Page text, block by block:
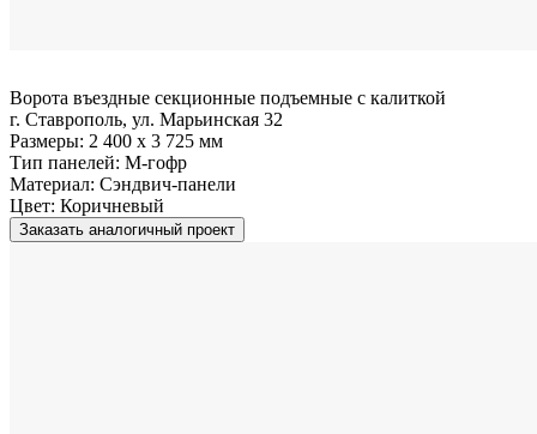
Ворота въездные секционные подъемные с калиткой
г. Ставрополь, ул. Марьинская 32
Размеры: 2 400 x 3 725 мм
Тип панелей: M-гофр
Материал: Сэндвич-панели
Цвет: Коричневый
Заказать аналогичный проект